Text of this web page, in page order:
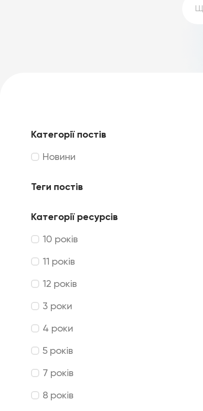
Категорії постів
Новини
Теги постів
Категорії ресурсів
10 років
11 років
12 років
3 роки
4 роки
5 років
7 років
8 років